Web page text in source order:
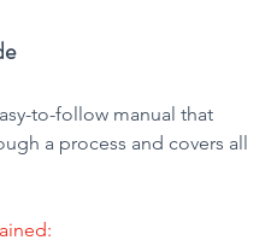
to-follow manual that
a process and covers all